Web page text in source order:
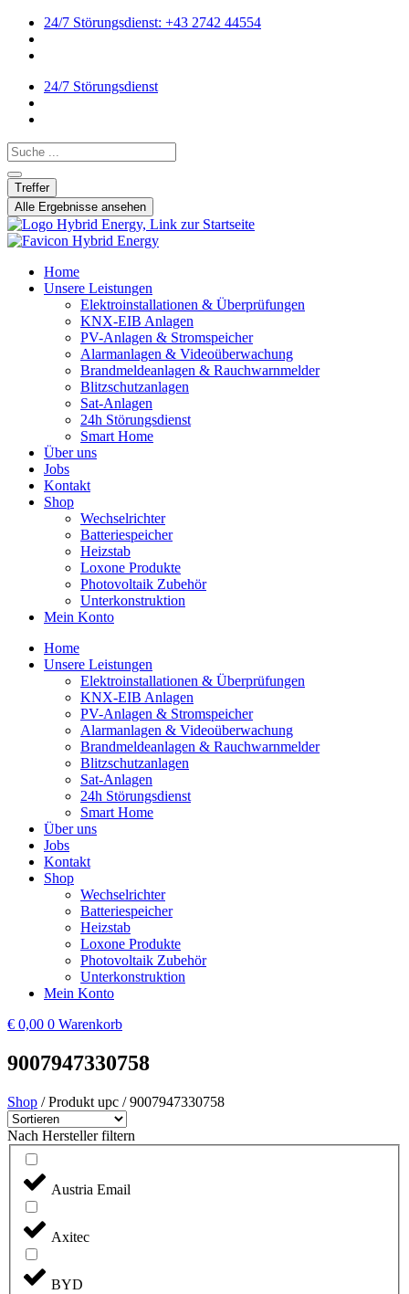
24/7 Störungsdienst: +43 2742 44554
24/7 Störungsdienst
Search ...
Treffer
Alle Ergebnisse ansehen
Home
Unsere Leistungen
Elektroinstallationen & Überprüfungen
KNX-EIB Anlagen
PV-Anlagen & Stromspeicher
Alarmanlagen & Videoüberwachung
Brandmeldeanlagen & Rauchwarnmelder
Blitzschutzanlagen
Sat-Anlagen
24h Störungsdienst
Smart Home
Über uns
Jobs
Kontakt
Shop
Wechselrichter
Batteriespeicher
Heizstab
Loxone Produkte
Photovoltaik Zubehör
Unterkonstruktion
Mein Konto
Home
Unsere Leistungen
Elektroinstallationen & Überprüfungen
KNX-EIB Anlagen
PV-Anlagen & Stromspeicher
Alarmanlagen & Videoüberwachung
Brandmeldeanlagen & Rauchwarnmelder
Blitzschutzanlagen
Sat-Anlagen
24h Störungsdienst
Smart Home
Über uns
Jobs
Kontakt
Shop
Wechselrichter
Batteriespeicher
Heizstab
Loxone Produkte
Photovoltaik Zubehör
Unterkonstruktion
Mein Konto
€ 0,00 0 Warenkorb
9007947330758
Shop / Produkt upc / 9007947330758
Nach Hersteller filtern
Austria Email
Axitec
BYD